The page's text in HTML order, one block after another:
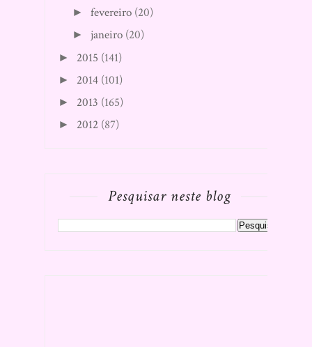
►fevereiro (20)
► janeiro (20)
► 2015 (141)
► 2014 (101)
► 2013 (165)
► 2012 (87)
Pesquisar neste blog